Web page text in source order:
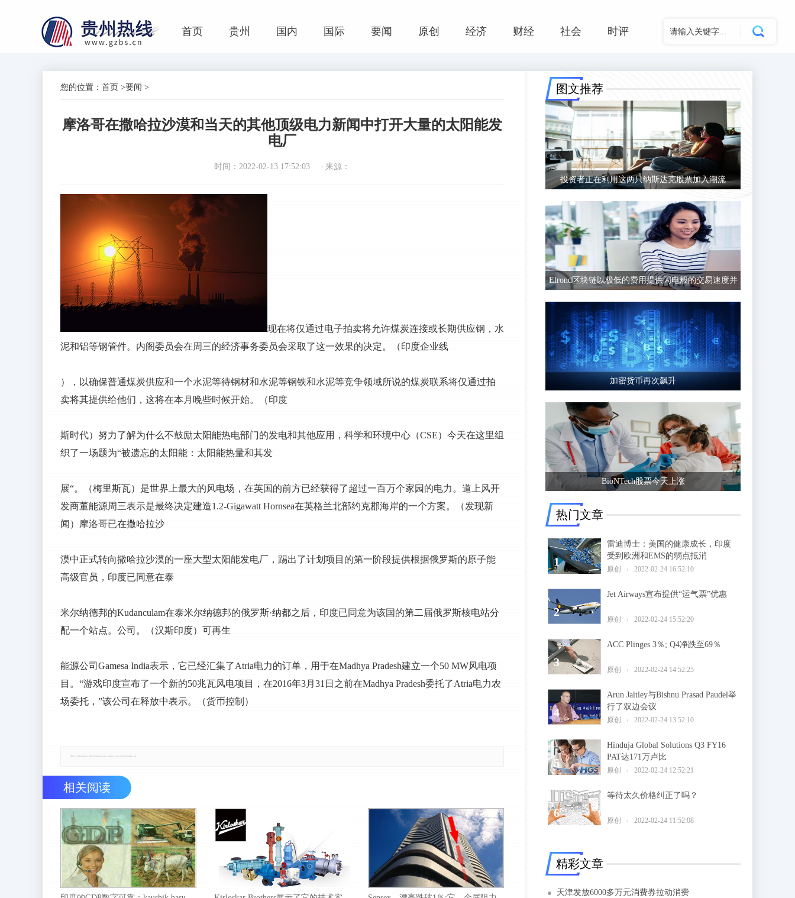
首页 贵州 国内 国际 要闻 原创 经济 财经 社会 时评
您的位置： 首页 >要闻 >
摩洛哥在撒哈拉沙漠和当天的其他顶级电力新闻中打开大量的太阳能发
电厂
时间：2022-02-13 17:52:03 来源：
现在将仅通过电子拍卖将允许煤炭连接或长期供应钢，水
泥和铝等钢管件。内阁委员会在周三的经济事务委员会采取了这一效果的决定。（印度企业线
），以确保普通煤炭供应和一个水泥等待钢材和水泥等钢铁和水泥等竞争领域所说的煤炭联系将仅通过拍
卖将其提供给他们，这将在本月晚些时候开始。（印度
斯时代）努力了解为什么不鼓励太阳能热电部门的发电和其他应用，科学和环境中心（CSE）今天在这里组
织了一场题为“被遗忘的太阳能：太阳能热量和其发
展“。（梅里斯瓦）是世界上最大的风电场，在英国的前方已经获得了超过一百万个家园的电力。道上风开
发商董能源周三表示是最终决定建造1.2-Gigawatt Hornsea在英格兰北部约克郡海岸的一个方案。（发现新
闻）摩洛哥已在撒哈拉沙
漠中正式转向撒哈拉沙漠的一座大型太阳能发电厂，踢出了计划项目的第一阶段提供根据俄罗斯的原子能
高级官员，印度已同意在泰
米尔纳德邦的Kudanculam在泰米尔纳德邦的俄罗斯·纳都之后，印度已同意为该国的第二届俄罗斯核电站分
配一个站点。公司。（汉斯印度）可再生
能源公司Gamesa India表示，它已经汇集了Atria电力的订单，用于在Madhya Pradesh建立一个50 MW风电项
目。“游戏印度宣布了一个新的50兆瓦风电项目，在2016年3月31日之前在Madhya Pradesh委托了Atria电力农
场委托，”该公司在释放中表示。（货币控制）
相关阅读
图文推荐
投资者正在利用这两只纳斯达克股票加入潮流
Elrond区块链以极低的费用提供闪电般的交易速度并
加密货币再次飙升
BioNTech股票今天上涨
热门文章
雷迪博士：美国的健康成长，印度
受到欧洲和EMS的弱点抵消
原创 2022-02-24 16:52:10
1
Jet Airways宣布提供“运气票”优惠
原创 2022-02-24 15:52:20
2
ACC Plinges 3％; Q4净跌至69％
原创 2022-02-24 14:52:25
3
Arun Jaitley与Bishnu Prasad Paudel举
行了双边会议
原创 2022-02-24 13:52:10
4
Hinduja Global Solutions Q3 FY16
PAT达171万卢比
原创 2022-02-24 12:52:21
5
等待太久价格纠正了吗？
原创 2022-02-24 11:52:08
6
精彩文章
天津发放6000多万元消费券拉动消费